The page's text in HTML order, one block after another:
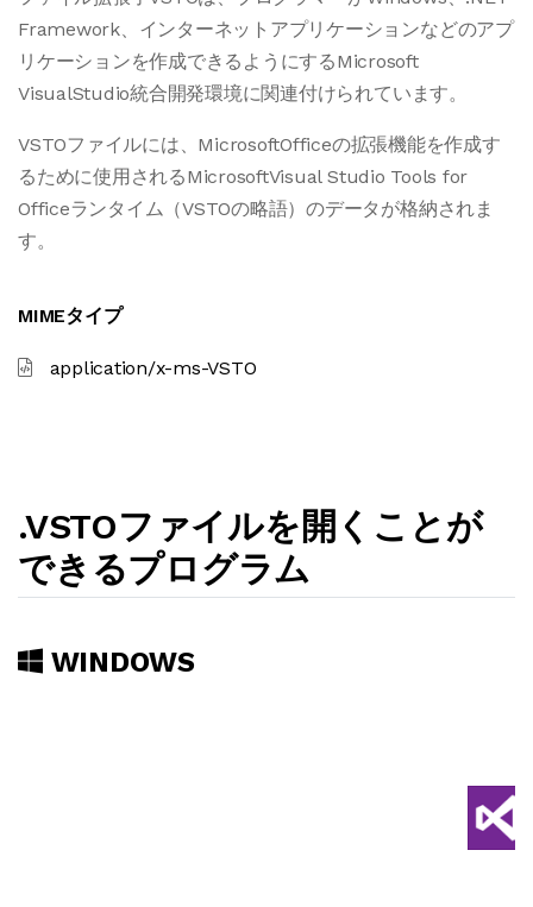
Framework、インターネットアプリケーションなどのアプ
リケーションを作成できるようにするMicrosoft
VisualStudio統合開発環境に関連付けられています。
VSTOファイルには、MicrosoftOfficeの拡張機能を作成す
るために使用されるMicrosoftVisual Studio Tools for
Officeランタイム（VSTOの略語）のデータが格納されま
す。
MIMEタイプ
application/x-ms-VSTO
.VSTOファイルを開くことが
できるプログラム
WINDOWS